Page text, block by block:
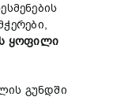
ყოფილი
გუნდში